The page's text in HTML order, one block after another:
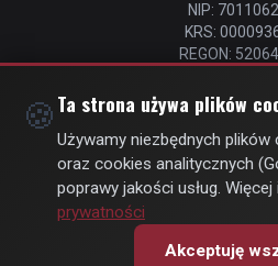
NIP:
KRS:
REGON:
📧
📞 732 106
© Copyright 2026 | byDIGIPAX
🍪Ta strona używa plików
Używamy niezbędnych
oraz cookies analitycznych
poprawy jakości usług.
prywatności
Akceptuję